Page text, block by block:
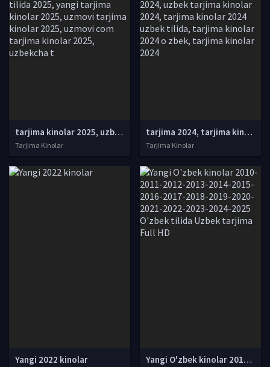
tarjima kinolar 2025, uzbek tarjima kinolar 2025, tarjima kinolar uzbek tilida 2025, tarjima kinolar o zbek 2025, tarjima kinolar o zbek tilida 2025, yangi tarjima kinolar 2025, uzmovi tarjima kinolar 2025, uzmovi com tarjima kinolar 2025, uzbekcha t
Tarjima Kinolar
tarjima 2024, tarjima kinolar 2024, uzbek tarjima 2024, tarjima kinolar tilida tilida 2024, uzbek tilida tarjima 2024, kino tarjima 2024, uzbek tarjima kinolar 2024, tarjima kinolar 2024 uzbek tilida, tarjima kinolar 2024 o zbek, tarjima kinolar 2024
Tarjima Kinolar
Yangi 2022 kinolar Yangi O'zbek kinolar 2010-2011-2012-2013-2014-2015-2016-2017-2018-2019-2020-2021-2022-2023-2024-2025 O'zbek tilida Uzbek tarjima Full HD